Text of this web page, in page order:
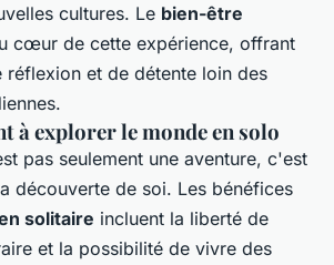
cultures. Le bien-être
cœur de cette expérience, offrant
réflexion et de détente loin des
à explorer le monde en solo
pas seulement une aventure, c'est
découverte de soi. Les bénéfices
solitaire incluent la liberté de
et la possibilité de vivre des